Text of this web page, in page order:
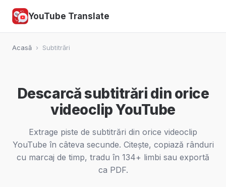
YouTube Translate
Acasă › Subtitrări
Descarcă subtitrări din orice
videoclip YouTube
Extrage piste de subtitrări din orice videoclip
YouTube în câteva secunde. Citește, copiază rânduri
cu marcaj de timp, tradu în 134+ limbi sau exportă
ca PDF.